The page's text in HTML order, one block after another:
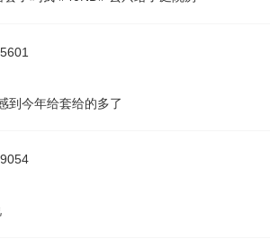
到今年给套给的多了